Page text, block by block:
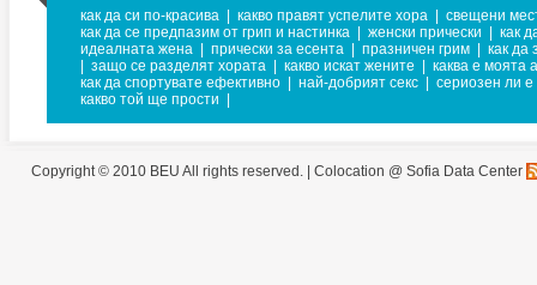
как да си по-красива какво правят успелите хора
свещени
как да се предпазим от грип и настинка
женски прически
как
идеалната жена
прически за есента празничен грим
как да
защо се разделят хората какво искат жените
каква е моята
как да спортувате ефективно
най-добрият секс
сериозен ли е
какво той ще прости
Copyright © 2010 BEU All rights reserved. | Colocation @ Sofia Data Center